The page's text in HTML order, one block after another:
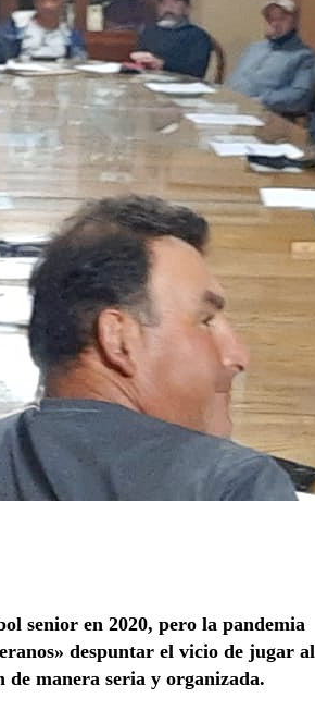
senior en 2020, pero la pandemia
despuntar el vicio de jugar al
manera seria y organizada.